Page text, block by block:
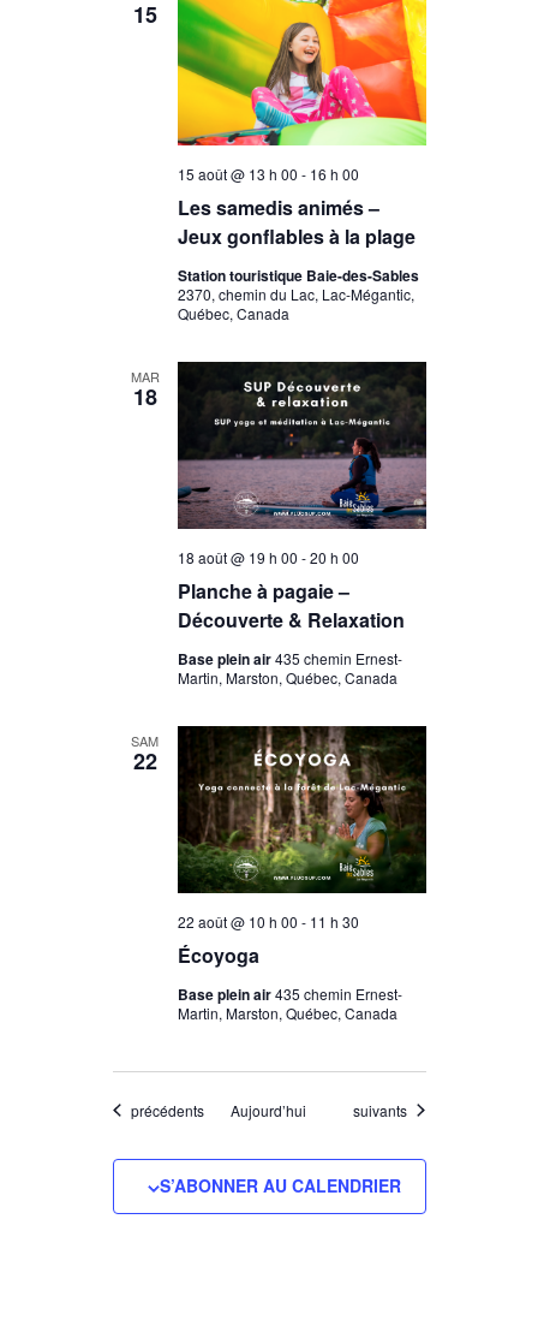
15
Les samedis animés –
Jeux gonflables à la plage
15 août @ 13 h 00 - 16 h 00
Station touristique Baie-des-Sables
2370, chemin du Lac, Lac-Mégantic,
Québec, Canada
MAR
18
Planche à pagaie –
Découverte & Relaxation
18 août @ 19 h 00 -20 h 00
Base plein air435 chemin Ernest-
Martin, Marston, Québec, Canada
SAM
22
Écoyoga
22 août @ 10 h 00 - 11 h 30
Base plein air435 chemin Ernest-
Martin, Marston, Québec, Canada
Évènements
précédents Aujourd’hui Évènements
suivants
S’ABONNER AU CALENDRIER